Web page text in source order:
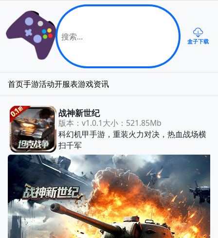
盒子下载
首页手游活动开服表游戏资讯
战神新世纪
版本：v1.0.1大小：521.85Mb
科幻机甲手游，重装火力对决，热血战场横
扫千军